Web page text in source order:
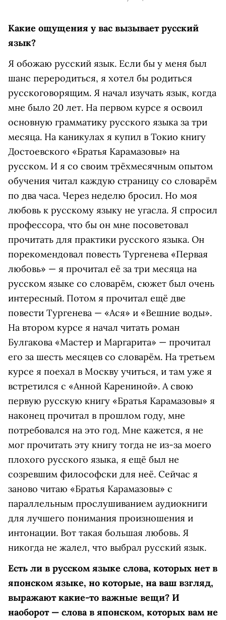
Какие ощущения у вас вызывает русский
язык?
Я обожаю русский язык. Если бы у меня был
шанс переродиться, я хотел бы родиться
русскоговорящим. Я начал изучать язык, когда
мне было 20 лет. На первом курсе я освоил
основную грамматику русского языка за три
месяца. На каникулах я купил в Токио книгу
Достоевского «Братья Карамазовы» на
русском. И я со своим трёхмесячным опытом
обучения читал каждую страницу со словарём
по два часа. Через неделю бросил. Но моя
любовь к русскому языку не угасла. Я спросил
профессора, что бы он мне посоветовал
прочитать для практики русского языка. Он
порекомендовал повесть Тургенева «Первая
любовь» — я прочитал её за три месяца на
русском языке со словарём, сюжет был очень
интересный. Потом я прочитал ещё две
повести Тургенева — «Ася» и «Вешние воды».
На втором курсе я начал читать роман
Булгакова «Мастер и Маргарита» — прочитал
его за шесть месяцев со словарём. На третьем
курсе я поехал в Москву учиться, и там уже я
встретился с «Анной Карениной». А свою
первую русскую книгу «Братья Карамазовы» я
наконец прочитал в прошлом году, мне
потребовался на это год. Мне кажется, я не
мог прочитать эту книгу тогда не из-за моего
плохого русского языка, я ещё был не
созревшим философски для неё. Сейчас я
заново читаю «Братья Карамазовы» с
параллельным прослушиванием аудиокниги
для лучшего понимания произношения и
интонации. Вот такая большая любовь. Я
никогда не жалел, что выбрал русский язык.
Есть ли в русском языке слова, которых нет в
японском языке, но которые, на ваш взгляд,
выражают какие-то важные вещи? И
наоборот — слова в японском, которых вам не